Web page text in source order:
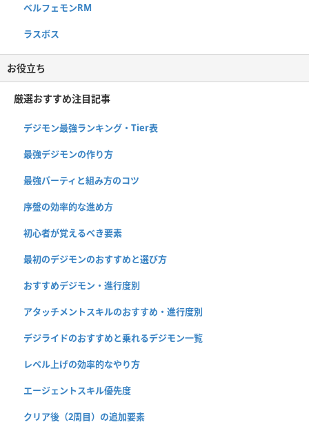
ベルフェモンRM
ラスボス
お役立ち
厳選おすすめ注目記事
デジモン最強ランキング・Tier表
最強デジモンの作り方
最強パーティと組み方のコツ
序盤の効率的な進め方
初心者が覚えるべき要素
最初のデジモンのおすすめと選び方
おすすめデジモン・進行度別
アタッチメントスキルのおすすめ・進行度別
デジライドのおすすめと乗れるデジモン一覧
レベル上げの効率的なやり方
エージェントスキル優先度
クリア後（2周目）の追加要素